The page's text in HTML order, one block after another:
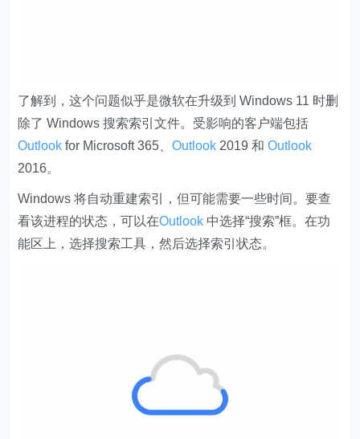
了解到，这个问题似乎是微软在升级到 Windows 11 时删
除了 Windows 搜索索引文件。 受影响的客户端包括
Outlook for Microsoft 365、Outlook 2019 和Outlook
2016。
Windows 将自动重建索引，但可能需要一些时间。要查
看该进程的状态，可以在Outlook 中选择“搜索”框。在功
能区上，选择搜索工具，然后选择索引状态。